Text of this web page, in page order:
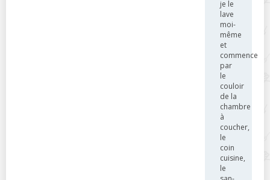
je le
lave
moi-
même
et
commence
par
le
couloir
de la
chambre
à
coucher,
le
coin
cuisine,
le